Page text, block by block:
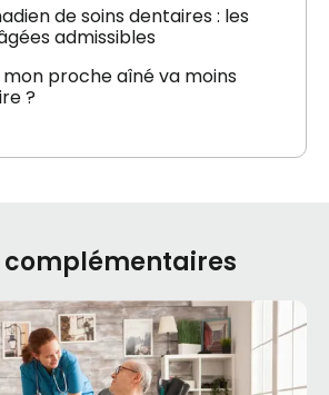
de soins dentaires : les
admissibles
mon proche aîné va moins
?
complémentaires